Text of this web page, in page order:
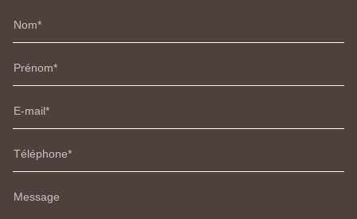
Nom
Prénom
E-mail
Téléphone
Message